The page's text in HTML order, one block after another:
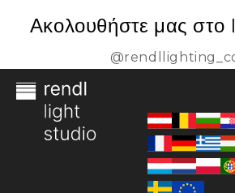
Ακολουθήστε μας